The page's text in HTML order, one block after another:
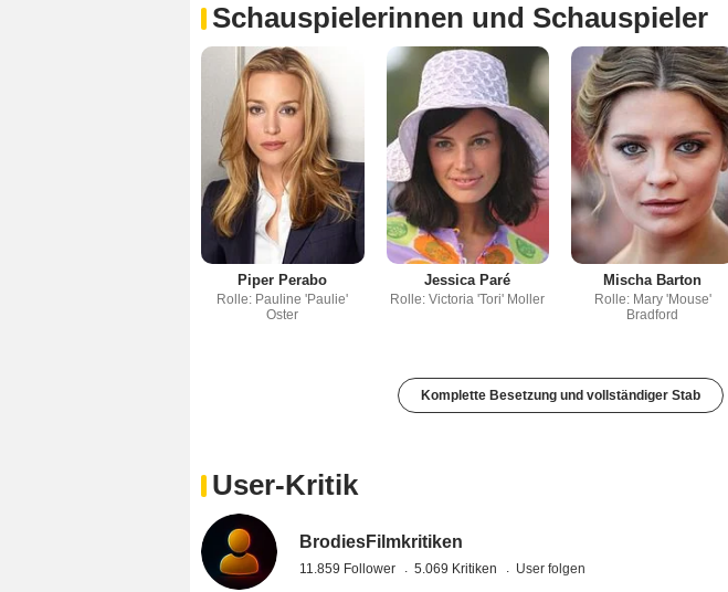
Schauspielerinnen und Schauspieler
Piper Perabo
Rolle: Pauline 'Paulie'
Oster
Jessica Paré
Rolle: Victoria 'Tori' Moller
Mischa Barton
Rolle: Mary 'Mouse'
Bradford
Komplette Besetzung und vollständiger Stab
User-Kritik
BrodiesFilmkritiken
11.859 Follower 5.069 Kritiken User folgen